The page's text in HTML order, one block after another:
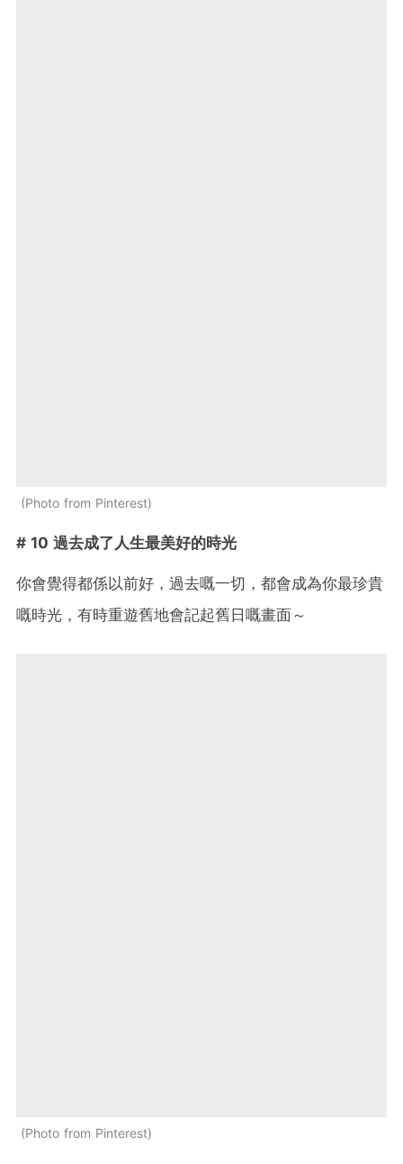
Photo from Pinterest
# 10 過去成了人生最美好的時光
你會覺得都係以前好，過去嘅一切，都會成為你最珍貴
嘅時光，有時重遊舊地會記起舊日嘅畫面～
Photo from Pinterest